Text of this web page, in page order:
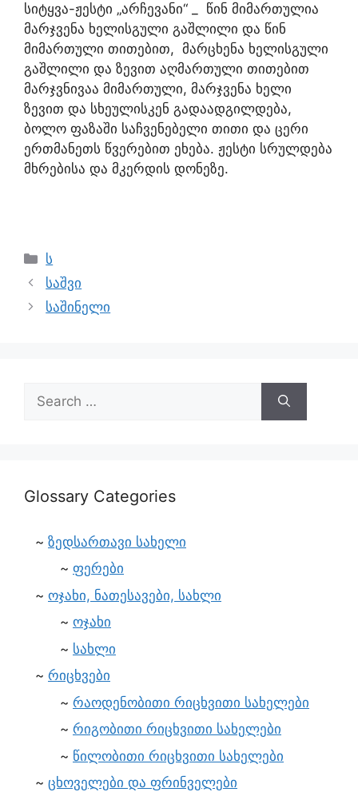
სიტყვა-ჟესტი „არჩევანი“ _ წინ მიმართულია
მარჯვენა ხელისგული გაშლილი და წინ
მიმართული თითებით, მარცხენა ხელისგული
გაშლილი და ზევით აღმართული თითებით
მარჯვნივაა მიმართული, მარჯვენა ხელი
ზევით და სხეულისკენ გადაადგილდება,
ბოლო ფაზაში საჩვენებელი თითი და ცერი
ერთმანეთს წვერებით ეხება. ჟესტი სრულდება
მხრებისა და მკერდის დონეზე.
ს
საშვი
საშინელი
Glossary Categories
ზედსართავი სახელი
ფერები
ოჯახი, ნათესავები, სახლი
ოჯახი
სახლი
რიცხვები
რაოდენობითი რიცხვითი სახელები
რიგობითი რიცხვითი სახელები
წილობითი რიცხვითი სახელები
ცხოველები და ფრინველები